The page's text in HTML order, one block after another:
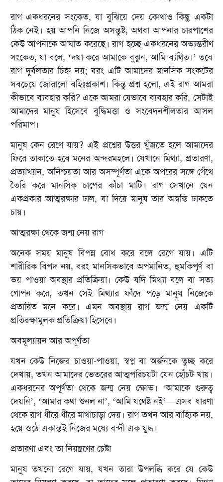
রাগ একধরনের সংকেত, যা বুঝিয়ে দেয় কোথাও কিছু একটা
ঠিক নেই। হয় আপনি নিজে অসন্তুষ্ট, অথবা আপনার চারপাশের
কেউ আপনাকে আঘাত করেছে। রাগ হচ্ছে একধরনের অভ্যন্তরীণ
সংকেত, যা বলে, ‘দয়া করে আমাকে বুঝুন, আমি ব্যথিত।’ তবে
রাগ দুর্বলতার চিহ্ন নয়; বরং এটি আমাদের মানসিক সংকটের
সবচেয়ে জোরালো বহিঃপ্রকাশ। কিন্তু প্রশ্ন হলো, এই রাগ আমরা
কীভাবে ব্যবহার করি? একে আমরা যেভাবে ব্যবহার করি, সেটাই
আমাদের মানুষ হিসেবে বুদ্ধিমত্তা ও সংবেদনশীলতার আসল
পরিমাপ।
মানুষ কেন রেগে যায়? এই প্রশ্নের উত্তর খুঁজতে হলে আমাদের
ফিরে তাকাতে হবে মনের অন্দরমহলে। যেখানে মিথ্যা, প্রতারণা,
প্রত্যাখ্যান, অনিশ্চয়তা আর অসম্পূর্ণতা একে অপরের সঙ্গে গেঁথে
তৈরি করে মানসিক চাপের কাঁচা মাটি। রাগ সেখানে যেন
একপ্রকার আত্মরক্ষার ঢাল, যা দিয়ে মানুষ তার অস্বস্তি ঢাকতে
চায়।
আত্মরক্ষা থেকে জন্ম নেয় রাগ
অনেক সময় মানুষ বিপন্ন বোধ করে বলে রেগে যায়। এটি
শারীরিক বিপদ নয়, বরং মানসিকভাবে অপমানিত, হুমকিপূর্ণ বা
ভয় পাওয়া অবস্থার প্রতিক্রিয়া। কেউ যদি মিথ্যা বলে বা সত্য
গোপন করে, তখন সেই মিথ্যার ফাঁদে পড়ে মানুষ নিজেকে
প্রতারিত মনে করে। এমন অবস্থায় রাগ জন্ম নেয় একটি
প্রতিরক্ষামূলক প্রতিক্রিয়া হিসেবে।
অবমূল্যায়ন আর অপূর্ণতা
যখন কেউ নিজের চাওয়া-পাওয়া, স্বপ্ন বা অর্জনকে তুচ্ছ করে
দেখায়, তখন আমাদের ভেতরের আত্মপরিচয়টা যেন হোঁচট খায়।
একধরনের অপূর্ণতা থেকে জন্ম নেয় ক্ষোভ। ‘আমাকে গুরুত্ব
দেয়নি’, ‘আমার কথা শুনল না’, ‘আমি যথেষ্ট নই’—এসব ধারণা
থেকে রাগ ধীরে ধীরে মাথাচাড়া দেয়। রাগ তখন আর বাহ্যিক নয়,
হয়ে ওঠে একান্তই নিজের মধ্যে বন্দী এক যুদ্ধ।
প্রতারণা এবং তা নিয়ন্ত্রণের চেষ্টা
মানুষ তখনো রেগে যায়, যখন তারা উপলব্ধি করে যে কেউ